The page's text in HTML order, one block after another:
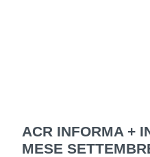
ACR INFORMA +
MESE